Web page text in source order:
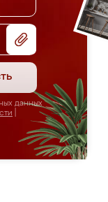
данных